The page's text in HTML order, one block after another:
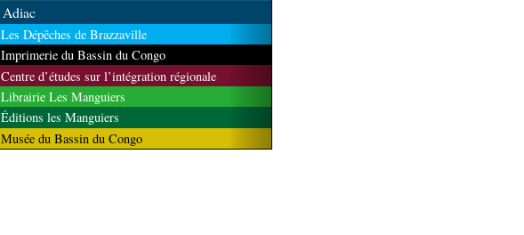
Adiac
Les Dépêches de Brazzaville
Imprimerie du Bassin du Congo
Centre d’études sur l’intégration régionale
Librairie Les Manguiers
Éditions les Manguiers
Musée du Bassin du Congo